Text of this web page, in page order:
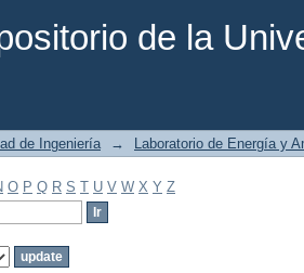
de la
de Ingeniería → Laboratorio de Energía y
O P Q R S T U V W X Y Z